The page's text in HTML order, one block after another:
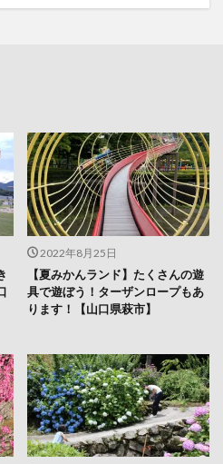
2022年8月25日
【夏みかんランド】たくさんの遊
具で遊ぼう！ターザンロープもあ
ります！【山口県萩市】